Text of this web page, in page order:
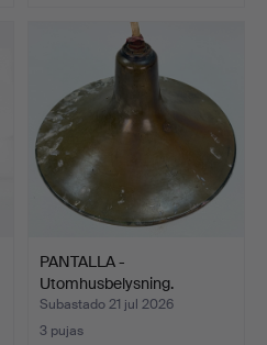
PANTALLA -
Utomhusbelysning.
Subastado 21 jul 2026
3 pujas